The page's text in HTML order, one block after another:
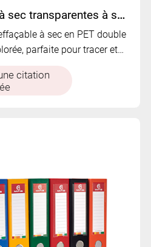
Poches effaçables à sec transparentes à sec réutilisables | Ouverture en forme de L | Écriture à double face | MFO-8052
à sec en PET double
parfaite pour tracer et
citation